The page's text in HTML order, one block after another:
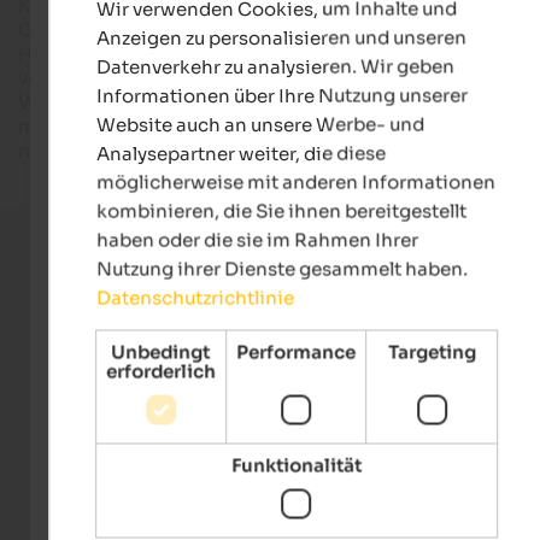
Kultur, Tradition, Köstliches aus der Küche, herzliche
Gastfreundschaft und vor allem: ganz viel Lebensfreude und
Heiterkeit! Ob Sie die Tage in einem
Wellnesshotel in
verbringen möchten, dieSkiregionendes Landes erkunden
Wanderungenin der einzigartigen Bergwelt unternehmen
möchten, Südtirol in Italien verspricht eine Urlaubszeit, die
noch lange in Erinnerungen bleiben wird.
Stellen Sie kostenlose Direktanfragen
Mehr als 650 ausgewählte Unterkünfte
Über 4.000 echte Bewertungen pro Jahr
Die größte Erfahrung am Südtiroler Reisemarkt
GERMAN
Wir verwenden Cookies, um Inhalte und
Anzeigen zu personalisieren und unseren
Datenverkehr zu analysieren. Wir geben
Informationen über Ihre Nutzung unserer
Website auch an unsere Werbe- und
Analysepartner weiter, die diese
möglicherweise mit anderen Informationen
kombinieren, die Sie ihnen bereitgestellt
haben oder die sie im Rahmen Ihrer
Nutzung ihrer Dienste gesammelt haben.
Datenschutzrichtlinie
Unbedingt
erforderlich
Performance Targeting
Funktionalität